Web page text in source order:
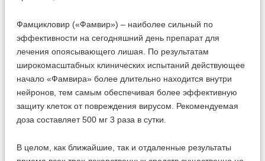
Фамцикловир («Фамвир») – наиболее сильный по
эффективности на сегодняшний день препарат для
лечения опоясывающего лишая. По результатам
широкомасштабных клинических испытаний действующее
начало «Фамвира» более длительно находится внутри
нейронов, тем самым обеспечивая более эффективную
защиту клеток от повреждения вирусом. Рекомендуемая
доза составляет 500 мг 3 раза в сутки.
В целом, как ближайшие, так и отдаленные результаты